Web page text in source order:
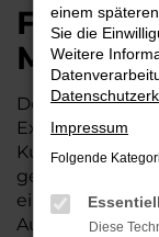
Micra
Der Nissan
Expertinnen
Kundschaft
geschätzt.
ein exzellentes
Autohaus
einem
Sie die
Weitere
Impressum
Folgende
Essentiell
Diese